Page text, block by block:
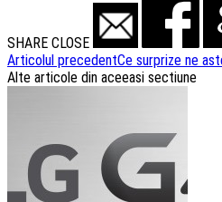
SHARE CLOSE
Navigare
articole
Articolul precedentCe surprize ne
Alte articole din aceeasi sectiune